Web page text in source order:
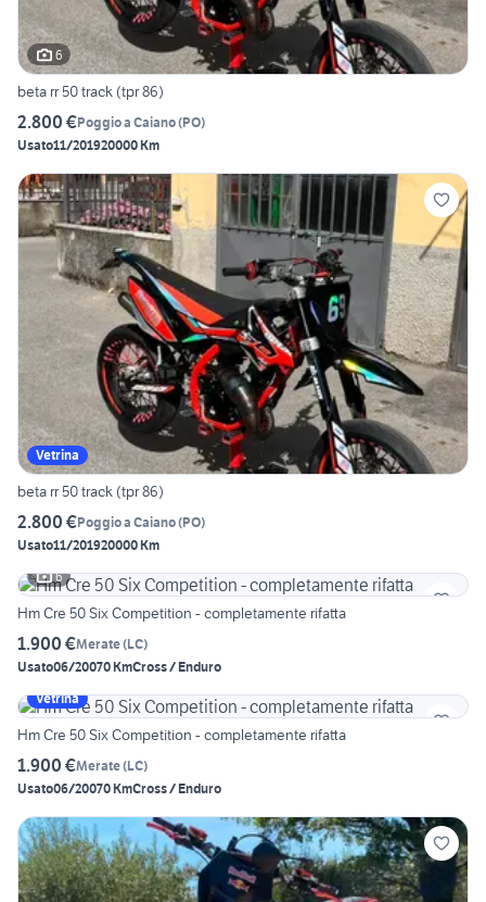
6
beta rr 50 track (tpr 86)
2.800 €Poggio a Caiano(PO)
Usato11/201920000 Km
Vetrina
beta rr 50 track (tpr 86)
2.800 €Poggio a Caiano(PO)
Usato11/201920000 Km
6
Hm Cre 50 Six Competition - completamente rifatta
1.900 €Merate(LC)
Usato06/20070 KmCross / Enduro
Vetrina
Hm Cre 50 Six Competition - completamente rifatta
1.900 €Merate(LC)
Usato06/20070 KmCross / Enduro